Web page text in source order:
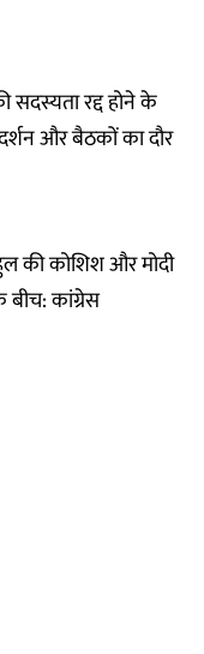
सदस्यता रद्द होने के
और बैठकों का दौर
की कोशिश और मोदी
कांग्रेस